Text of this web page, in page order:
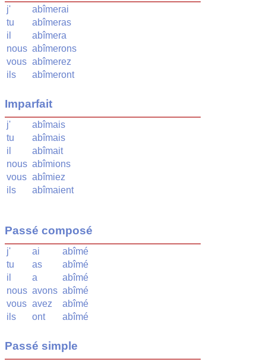
j'
abîmerai
tu
abîmeras
il
abîmera
nous abîmerons
vous abîmerez
ils
abîmeront
Imparfait
j'
abîmais
tu
abîmais
il
abîmait
nous abîmions
vous abîmiez
ils
abîmaient
Passé composé
j' ai
abîmé
tu
as
abîmé
il
a
abîmé
nous avons abîmé
vous avez
abîmé
ils
ont abîmé
Passé simple